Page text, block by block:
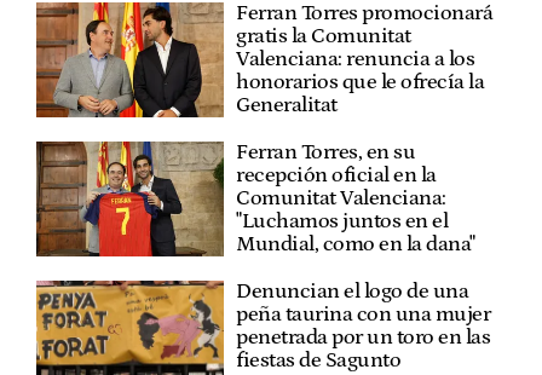
Ferran Torres promocionará
gratis la Comunitat
Valenciana: renuncia a los
honorarios que le ofrecía la
Generalitat
Ferran Torres, en su
recepción oficial en la
Comunitat Valenciana:
"Luchamos juntos en el
Mundial, como en la dana"
Denuncian el logo de una
peña taurina con una mujer
penetrada por un toro en las
fiestas de Sagunto